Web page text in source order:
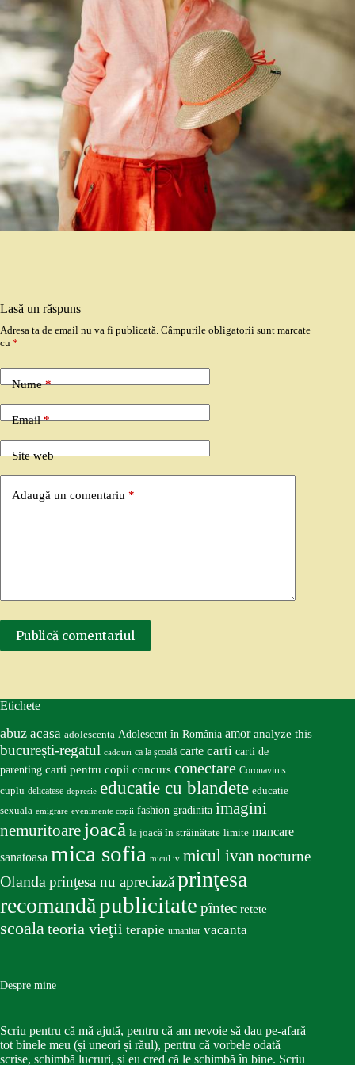
Lasă un răspuns
Adresa ta de email nu va fi publicată. Câmpurile obligatorii sunt marcate
cu *
Nume*
Email*
Site web
Adaugă un comentariu *
Publică comentariul
Etichete
abuz acasa adolescenta Adolescent în România amor analyze this
bucureşti-regatul cadouri ca la școală carte carti carti de
parenting carti pentru copii concurs conectare Coronavirus
cuplu delicatese depresie educatie cu blandete educatie
sexuala emigrare evenimente copii fashion gradinita imagini
nemuritoare joacă la joacă în străinătate limite mancare
sanatoasa mica sofia micul iv micul ivan nocturne
Olandaprinţesa nu apreciazăprinţesa
recomandăpublicitate pîntec retete
scoalateoria vieţii terapie umanitar vacanta
Despre mine
Scriu pentru că mă ajută, pentru că am nevoie să dau pe-afară
tot binele meu (și uneori și răul), pentru că vorbele odată
scrise, schimbă lucruri, și eu cred că le schimbă în bine. Scriu